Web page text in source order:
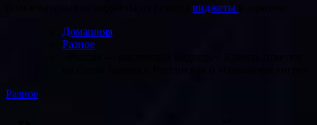
виджеты
Домашняя
Разное
Разное